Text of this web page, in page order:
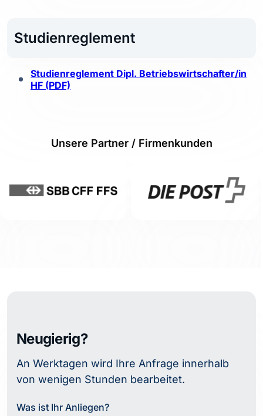
Studienreglement
Studienreglement Dipl. Betriebswirtschafter/in
HF (PDF)
Unsere Partner / Firmenkunden
Neugierig?
An Werktagen wird Ihre Anfrage innerhalb
von wenigen Stunden bearbeitet.
Was ist Ihr Anliegen?